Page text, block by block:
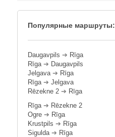
Популярные маршруты:
Daugavpils ➔ Rīga
Rīga➔ Daugavpils
Jelgava➔ Rīga
Rīga➔ Jelgava
Rēzekne 2 ➔ Rīga
Rīga➔ Rēzekne 2
Ogre ➔ Rīga
Krustpils ➔ Rīga
Sigulda➔ Rīga